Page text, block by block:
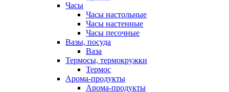
Часы
Часы настольные
Часы настенные
Часы песочные
Вазы, посуда
Ваза
Термосы, термокружки
Термос
Арома-продукты
Арома-продукты